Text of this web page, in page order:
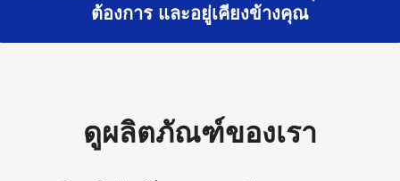
ต้องการ และอยู่เคียงข้างคุณ
ดูผลิตภัณฑ์ของเรา